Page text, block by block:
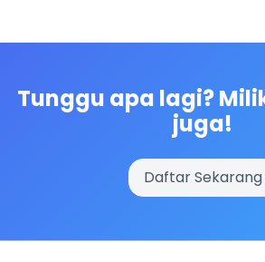
Tunggu apa lagi?
juga!
Daftar Sekarang